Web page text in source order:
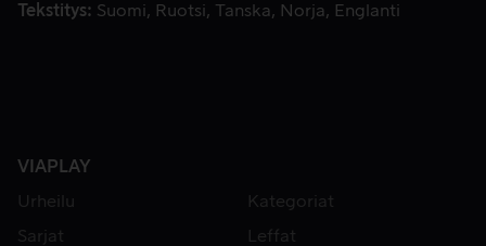
Tekstitys
Suomi Ruotsi Tanska Norja Englanti
VIAPLAY
Urheilu
Kategoriat
Sarjat
Leffat